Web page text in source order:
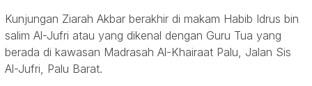
Kunjungan Ziarah Akbar berakhir di makam Habib Idrus bin
salim Al-Jufri atau yang dikenal dengan Guru Tua yang
berada di kawasan Madrasah Al-Khairaat Palu, Jalan Sis
Al-Jufri, Palu Barat.